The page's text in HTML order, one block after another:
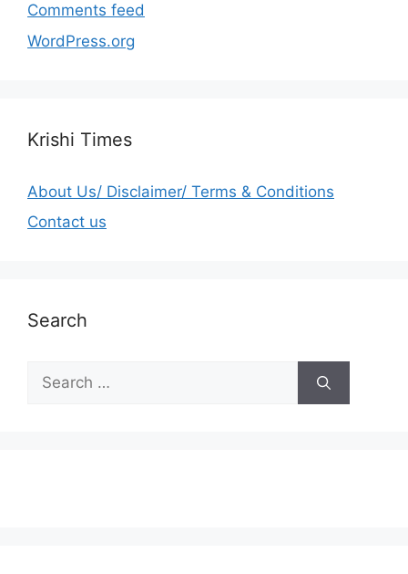
Comments feed
WordPress.org
Krishi Times
About Us/ Disclaimer/ Terms & Conditions
Contact us
Search